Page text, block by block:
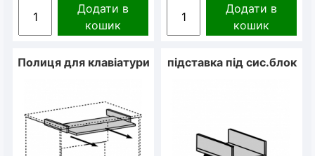
Додати в
кошик
Додати в
кошик
Полиця для клавіатури підставка під сис.блок